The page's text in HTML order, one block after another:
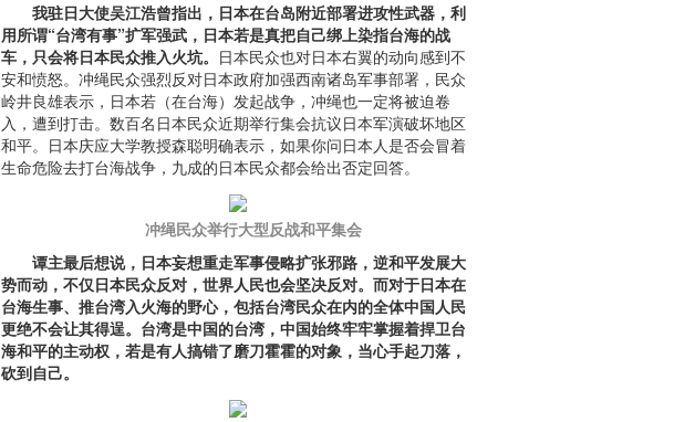
我驻日大使吴江浩曾指出，日本在台岛附近部署进攻性武器，利
用所谓“台湾有事”扩军强武，日本若是真把自己绑上染指台海的战
车，只会将日本民众推入火坑。 日本民众也对日本右翼的动向感到不
安和愤怒。冲绳民众强烈反对日本政府加强西南诸岛军事部署，民众
岭井良雄表示，日本若（在台海）发起战争，冲绳也一定将被迫卷
入，遭到打击。数百名日本民众近期举行集会抗议日本军演破坏地区
和平。日本庆应大学教授森聪明确表示，如果你问日本人是否会冒着
生命危险去打台海战争，九成的日本民众都会给出否定回答。
冲绳民众举行大型反战和平集会
谭主最后想说，日本妄想重走军事侵略扩张邪路，逆和平发展大
势而动，不仅日本民众反对，世界人民也会坚决反对。而对于日本在
台海生事、推台湾入火海的野心，包括台湾民众在内的全体中国人民
更绝不会让其得逞。台湾是中国的台湾，中国始终牢牢掌握着捍卫台
海和平的主动权，若是有人搞错了磨刀霍霍的对象，当心手起刀落，
砍到自己。